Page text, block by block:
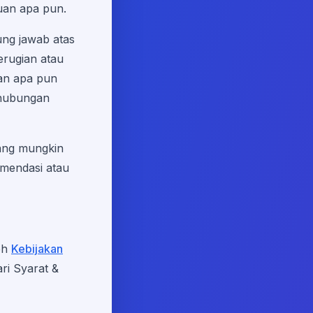
apa pun.
jawab atas
atau
apa pun
mungkin
atau
Kebijakan
Syarat &